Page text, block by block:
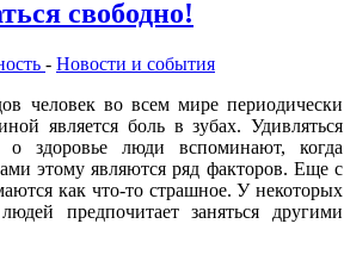
свободно!
- Новости и события
человек во всем мире периодически
является боль в зубах. Удивляться
здоровье люди вспоминают, когда
этому являются ряд факторов. Еще с
как что-то страшное. У некоторых
предпочитает заняться другими